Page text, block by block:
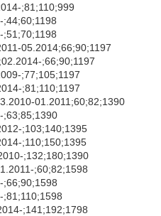
;81;110;999
;44;60;1198
;51;70;1198
05.2014;66;90;1197
;66;90;1197
;77;105;1197
;81;110;1197
01.2011;60;82;1390
;63;85;1390
;103;140;1395
;110;150;1395
;132;180;1390
;60;82;1598
;66;90;1598
;141;192;1798